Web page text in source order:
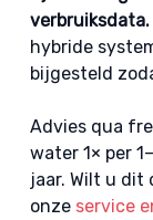
verbruiksdata.
hybride
bijgesteld
Advies qua
water 1× per
jaar. Wilt u dit
onze service